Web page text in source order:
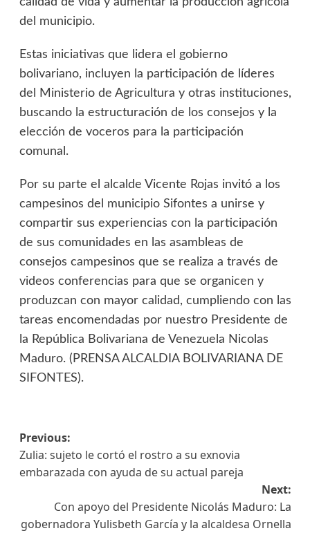
del municipio.
Estas iniciativas que lidera el gobierno
bolivariano, incluyen la participación de líderes
del Ministerio de Agricultura y otras instituciones,
buscando la estructuración de los consejos y la
elección de voceros para la participación
comunal.
Por su parte el alcalde Vicente Rojas invitó a los
campesinos del municipio Sifontes a unirse y
compartir sus experiencias con la participación
de sus comunidades en las asambleas de
consejos campesinos que se realiza a través de
videos conferencias para que se organicen y
produzcan con mayor calidad, cumpliendo con las
tareas encomendadas por nuestro Presidente de
la República Bolivariana de Venezuela Nicolas
Maduro. (PRENSA ALCALDIA BOLIVARIANA DE
SIFONTES).
Previous:
Zulia: sujeto le cortó el rostro a su exnovia
embarazada con ayuda de su actual pareja
Next:
Con apoyo del Presidente Nicolás Maduro: La
gobernadora Yulisbeth García y la alcaldesa Ornella